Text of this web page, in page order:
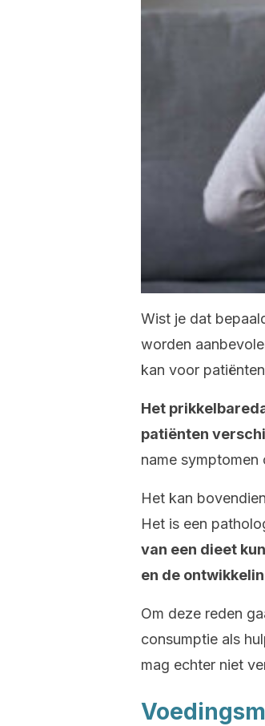
Wist je dat
worden
kan voor
Het
patiënten
name symptomen
Het kan
Het is een
van een dieet
en de
Om deze reden
consumptie als
mag echter niet